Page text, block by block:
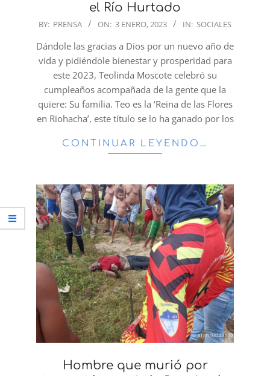
el Río Hurtado
2023-
03
BY: PRENSA ON: 3 ENERO, 2023 IN: SOCIALES
Dándole las gracias a Dios por un nuevo año de
vida y pidiéndole bienestar y prosperidad para
este 2023, Teolinda Moscote celebró su
cumpleaños acompañada de la gente que la
quiere: Su familia. Teo es la ‘Reina de las Flores
en Riohacha’, este título se lo ha ganado por los
CONTINUAR LEYENDO…
Hombre que murió por